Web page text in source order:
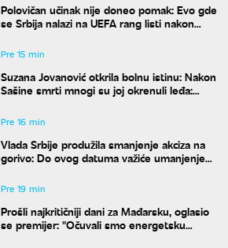
Polovičan učinak nije doneo pomak: Evo gde
se Srbija nalazi na UEFA rang listi nakon
Pre 15 min
Suzana Jovanović otkrila bolnu istinu: Nakon
Sašine smrti mnogi su joj okrenuli leđa:
Pre 16 min
Vlada Srbije produžila smanjenje akciza na
gorivo: Do ovog datuma važiće umanjenje
Pre 19 min
Prošli najkritičniji dani za Mađarsku, oglasio
se premijer: "Očuvali smo energetsku